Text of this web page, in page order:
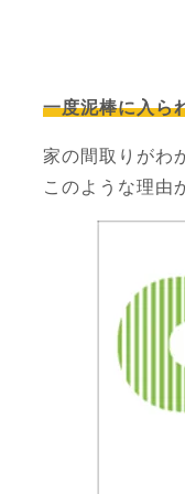
一度泥棒に入ら
家の間取りがわ
このような理由